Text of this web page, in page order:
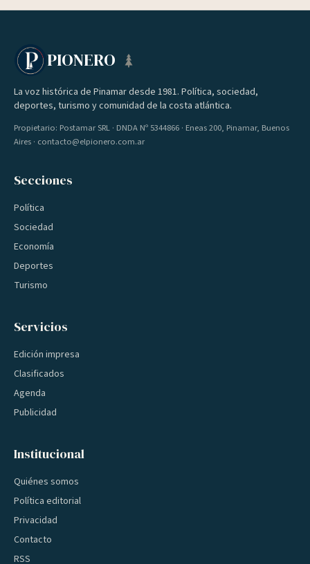
PIONERO
La voz histórica de Pinamar desde 1981. Política, sociedad,
deportes, turismo y comunidad de la costa atlántica.
Propietario: Postamar SRL · DNDA Nº 5344866 · Eneas 200, Pinamar, Buenos
Aires · contacto@elpionero.com.ar
Secciones
Política
Sociedad
Economía
Deportes
Turismo
Servicios
Edición impresa
Clasificados
Agenda
Publicidad
Institucional
Quiénes somos
Política editorial
Privacidad
Contacto
RSS